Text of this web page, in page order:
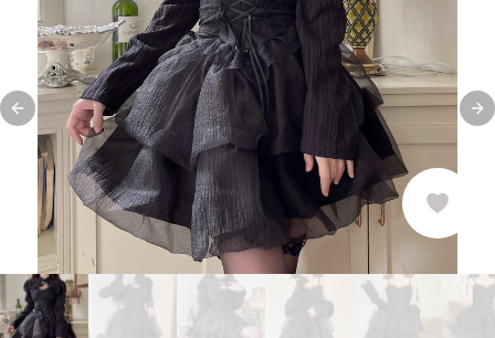
Previous slide